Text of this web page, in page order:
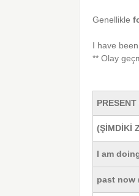
Genellikle
I have
** Olay
(ŞİMDİKİ
I am
past now